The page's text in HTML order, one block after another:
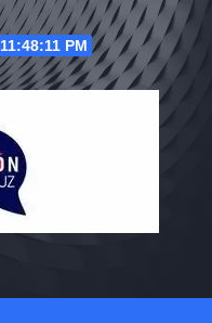
11:48:12 PM